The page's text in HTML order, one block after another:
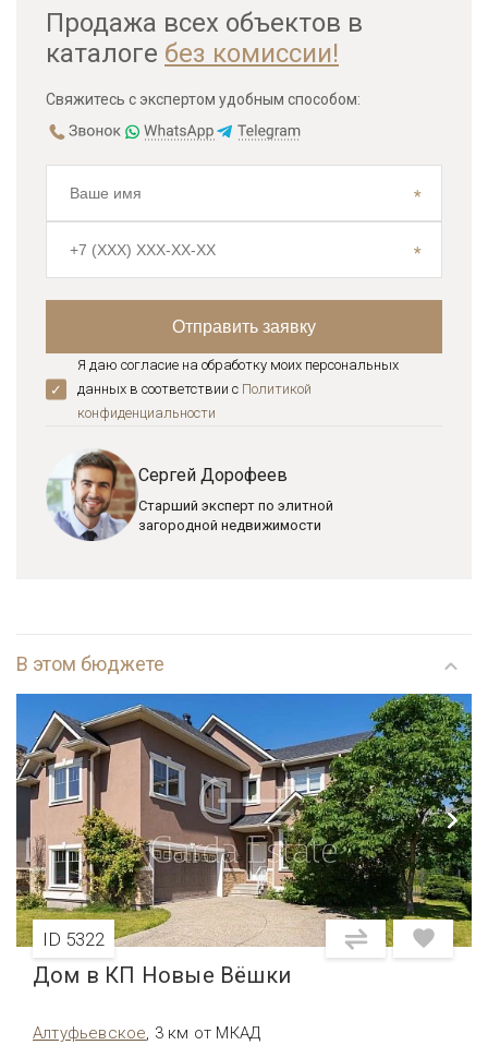
Продажа всех объектов в
каталоге без комиссии!
Свяжитесь с экспертом удобным способом:
Я даю согласие на обработку моих персональных
данных в соответствии с Политикой
конфиденциальноcти
Сергей Дорофеев
Старший эксперт по элитной
загородной недвижимости
В этом бюджете
ID 5322
Дом в КП Новые Вёшки
Алтуфьевcкое, 3 км от МКАД